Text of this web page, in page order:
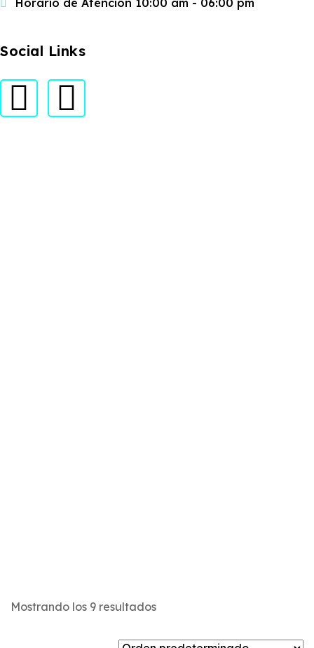
Horario de Atención 10:00 am - 06:00 pm
Social Links
Mostrando los 9 resultados